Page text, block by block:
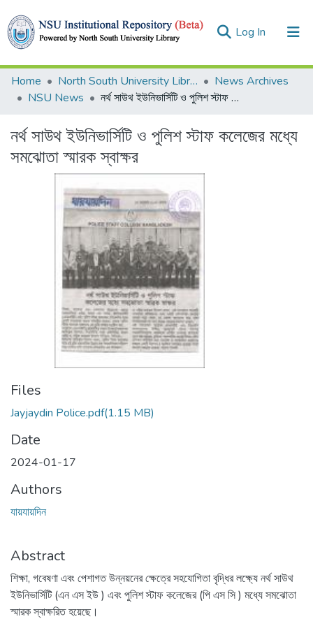
Log In (current)
Collections
Statistics
Home North South University Library
News Archives
NSU News
নর্থ সাউথ ইউনিভার্সিটি ও পুলিশ স্টাফ কলেজের মধ্যে সমঝোতা স্মারক স্বাক্ষর
নর্থ সাউথ ইউনিভার্সিটি ও পুলিশ স্টাফ কলেজের মধ্যে
সমঝোতা স্মারক স্বাক্ষর
Files
Jayjaydin Police.pdf(1.15 MB)
Date
2024-01-17
Authors
যায়যায়দিন
Abstract
শিক্ষা, গবেষণা এবং পেশাগত উন্নয়নের ক্ষেত্রে সহযোগিতা বৃদ্ধির লক্ষ্যে নর্থ সাউথ
ইউনিভার্সিটি (এন এস ইউ ) এবং পুলিশ স্টাফ কলেজের (পি এস সি ) মধ্যে সমঝোতা
স্মারক স্বাক্ষরিত হয়েছে।